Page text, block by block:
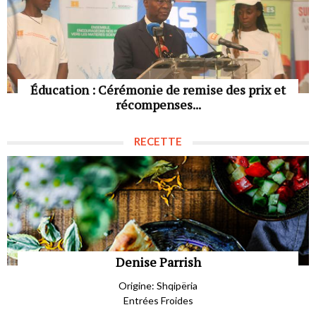
Éducation : Cérémonie de remise des prix et
récompenses...
RECETTE
Denise Parrish
Origine: Shqipëria
Entrées Froides